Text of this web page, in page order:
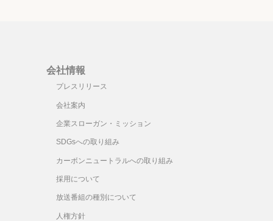
会社情報
プレスリリース
会社案内
企業スローガン・ミッション
SDGsへの取り組み
カーボンニュートラルへの取り組み
採用について
放送番組の種別について
人権方針